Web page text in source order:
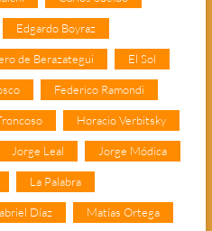
Edgardo Boyraz
de Berazategui El Sol
Federico Ramondi
Horacio Verbitsky
Jorge Leal Jorge Módica
La Palabra
Díaz Matías Ortega